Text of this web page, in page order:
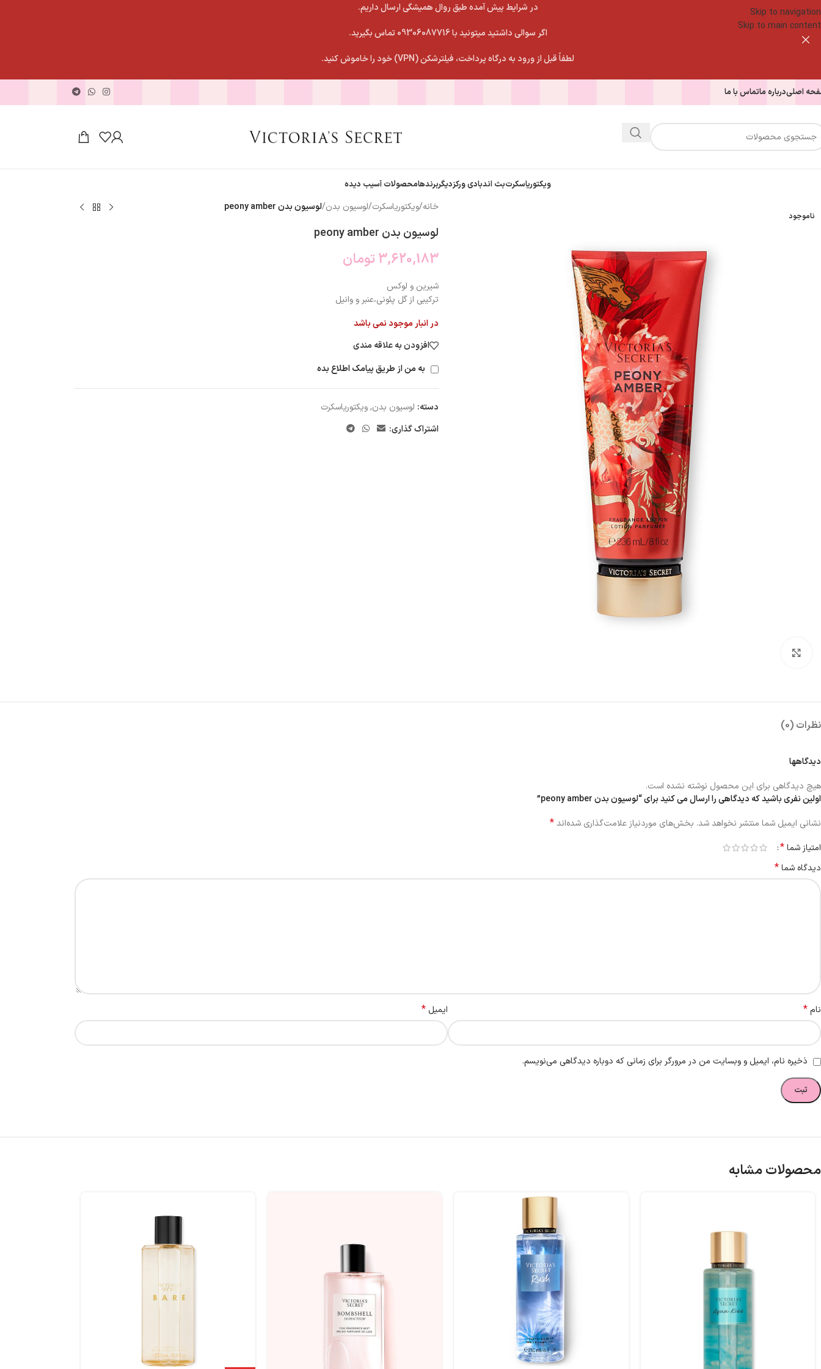
Skip to navigation
Skip to main content
در شرایط پیش آمده طبق روال همیشگی ارسال داریم.
اگر سوالی داشتید میتونید با 09306087716 تماس بگیرید.
لطفاً قبل از ورود به درگاه پرداخت، فیلترشکن (VPN) خود را خاموش کنید.
اصلیدرباره ماتماس با ما
ویکتوریاسکرتبث اندبادی ورکزدیگربرندهامحصولات آسیب دیده
ناموجود
خانه/ویکتوریاسکرت/لوسیون بدن/لوسیون بدن peony amber
لوسیون بدن peony amber
3,620,183 تومان
شیرین و لوکس
ترکیبی از گل پئونی،عنبر و وانیل
در انبار موجود نمی باشد
افزودن به علاقه مندی
به من از طریق پیامک اطلاع بده
دسته: لوسیون بدن,ویکتوریاسکرت
اشتراک گذاری:
نظرات (0)
دیدگاهها
هیچ دیدگاهی برای این محصول نوشته نشده است.
اولین نفری باشید که دیدگاهی را ارسال می کنید برای “لوسیون بدن peony amber”
نشانی ایمیل شما منتشر نخواهد شد. بخش‌های موردنیاز علامت‌گذاری شده‌اند*
امتیاز شما*
دیدگاه شما*
نام* ایمیل *
ذخیره نام، ایمیل و وبسایت من در مرورگر برای زمانی که دوباره دیدگاهی می‌نویسم.
محصولات مشابه